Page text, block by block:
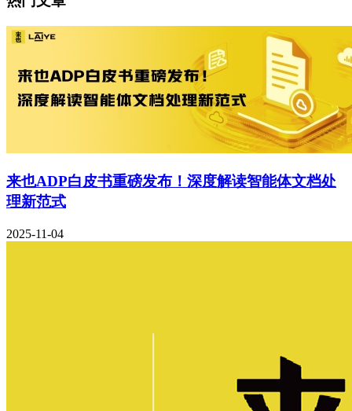
来也ADP白皮书重磅发布！深度解读智能体文档处
理新范式
2025-11-04